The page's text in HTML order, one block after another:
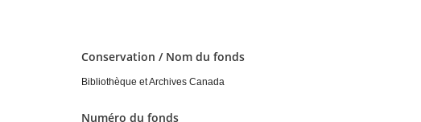
Conservation / Nom du fonds
Bibliothèque et Archives Canada
Numéro du fonds